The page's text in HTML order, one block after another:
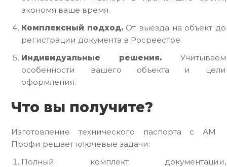
экономя ваше время.
Комплексный подход.От выезда на объект до
регистрации документа в Росреестре.
Индивидуальные решения. Учитываем
особенности вашего объекта и цели
оформления.
Что вы получите?
Изготовление технического паспорта с АМ
Профи решает ключевые задачи:
Полный комплект документации,